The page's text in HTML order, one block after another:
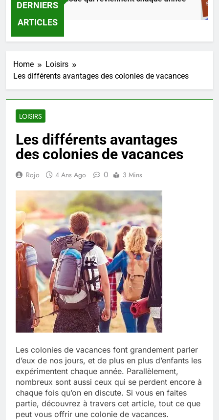
DERNIERS
ARTICLES
Jours Ago
Home
Loisirs
Les différents avantages des colonies de vacances
LOISIRS
Les différents avantages
des colonies de vacances
Rojo 4 Ans Ago 0 3 Mins
Les colonies de vacances font grandement parler
d’eux de nos jours, et de plus en plus d’enfants les
expérimentent chaque année. Parallèlement,
nombreux sont aussi ceux qui se perdent encore à
chaque fois qu’on en discute. Si vous en faites
partie, découvrez à travers cet article, tout ce que
peut vous offrir une colonie de vacances.